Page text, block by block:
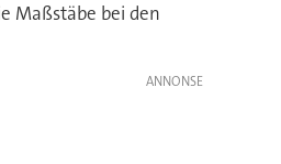
Maßstäbe bei den